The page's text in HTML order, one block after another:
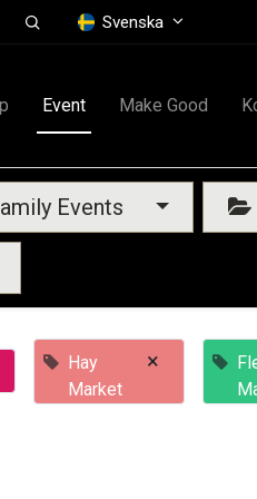
Svenska
Event Make Good
Events
Hay
Market
×